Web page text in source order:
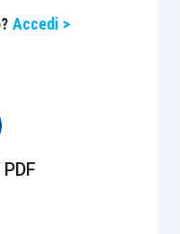
in lite. Nel caso
connesse alla
“a titolo
Accedi >